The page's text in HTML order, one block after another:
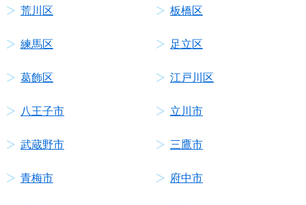
荒川区 板橋区
練馬区 足立区
葛飾区 江戸川区
八王子市 立川市
武蔵野市 三鷹市
青梅市 府中市